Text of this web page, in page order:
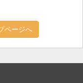
ページへ